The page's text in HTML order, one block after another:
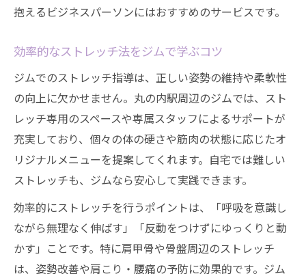
抱えるビジネスパーソンにはおすすめのサービスです。
効率的なストレッチ法をジムで学ぶコツ
ジムでのストレッチ指導は、正しい姿勢の維持や柔軟性
の向上に欠かせません。丸の内駅周辺のジムでは、スト
レッチ専用のスペースや専属スタッフによるサポートが
充実しており、個々の体の硬さや筋肉の状態に応じたオ
リジナルメニューを提案してくれます。自宅では難しい
ストレッチも、ジムなら安心して実践できます。
効率的にストレッチを行うポイントは、「呼吸を意識し
ながら無理なく伸ばす」「反動をつけずにゆっくりと動
かす」ことです。特に肩甲骨や骨盤周辺のストレッチ
は、姿勢改善や肩こり・腰痛の予防に効果的です。ジム